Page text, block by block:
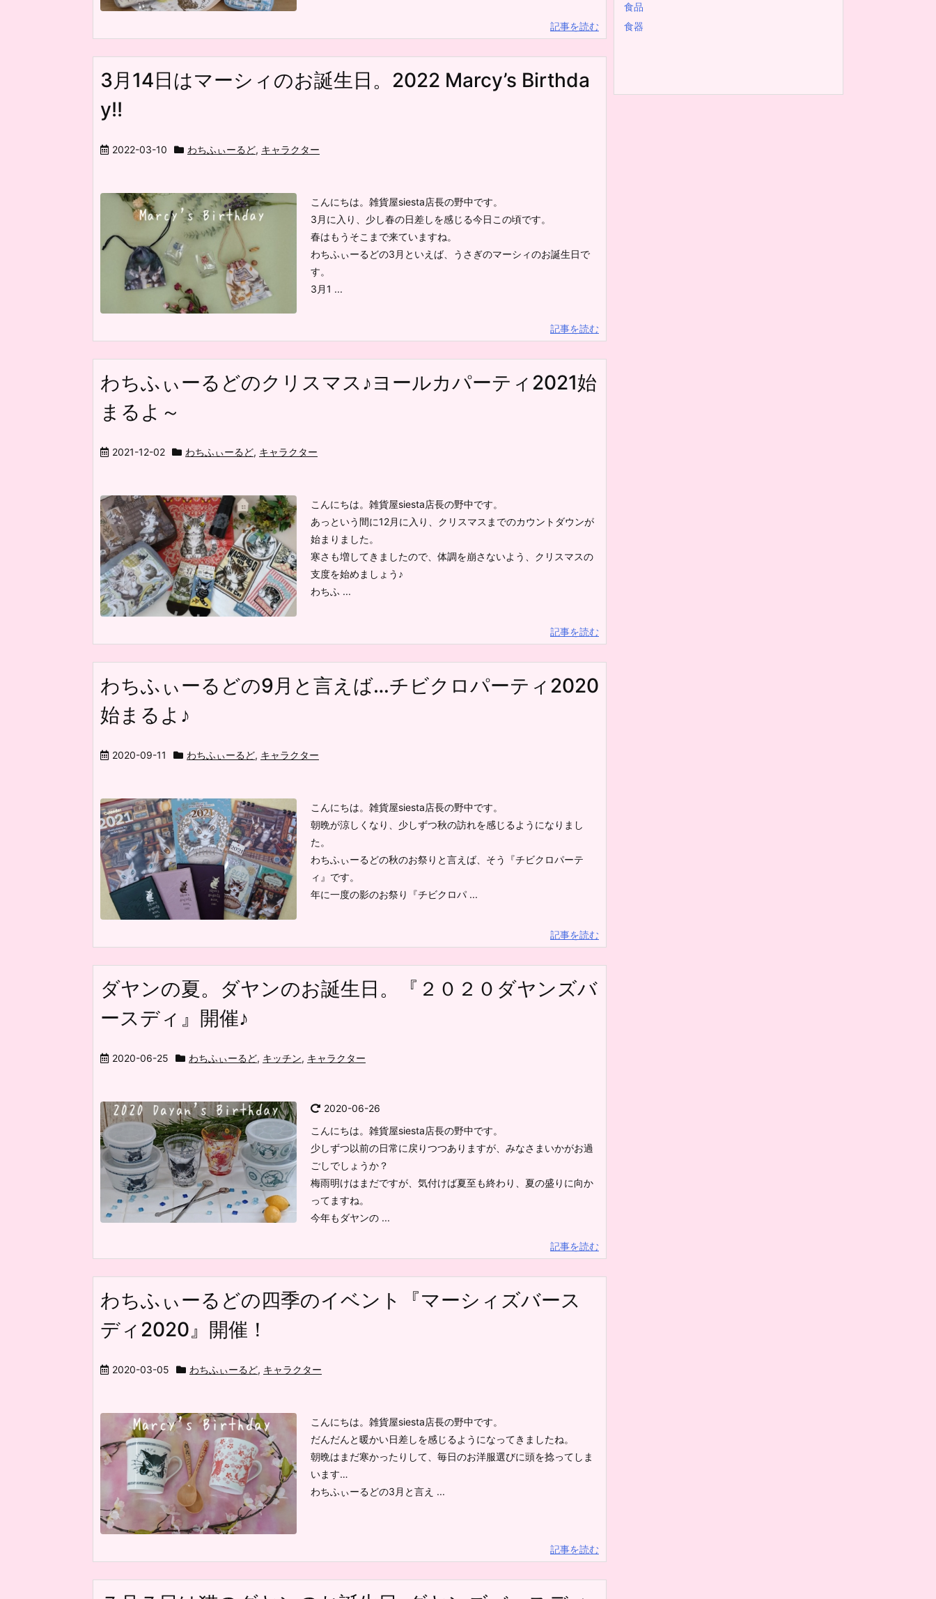
記事を読む
3月14日はマーシィのお誕生日。2022 Marcy’s Birthda
y!!
2022-03-10 わちふぃーるど, キャラクター
こんにちは。雑貨屋siesta店長の野中です。
3月に入り、少し春の日差しを感じる今日この頃です。
春はもうそこまで来ていますね。
わちふぃーるどの3月といえば、うさぎのマーシィのお誕生日で
す。
3月1 ...
記事を読む
わちふぃーるどのクリスマス♪ヨールカパーティ2021始
まるよ～
2021-12-02 わちふぃーるど, キャラクター
こんにちは。雑貨屋siesta店長の野中です。
あっという間に12月に入り、クリスマスまでのカウントダウンが
始まりました。
寒さも増してきましたので、体調を崩さないよう、クリスマスの
支度を始めましょう♪
わちふ ...
記事を読む
わちふぃーるどの9月と言えば…チビクロパーティ2020
始まるよ♪
2020-09-11 わちふぃーるど, キャラクター
こんにちは。雑貨屋siesta店長の野中です。
朝晩が涼しくなり、少しずつ秋の訪れを感じるようになりまし
た。
わちふぃーるどの秋のお祭りと言えば、そう『チビクロパーテ
ィ』です。
年に一度の影のお祭り『チビクロパ ...
記事を読む
ダヤンの夏。ダヤンのお誕生日。『２０２０ダヤンズバ
ースディ』開催♪
2020-06-25 わちふぃーるど, キッチン, キャラクター
2020-06-26
こんにちは。雑貨屋siesta店長の野中です。
少しずつ以前の日常に戻りつつありますが、みなさまいかがお過
ごしでしょうか？
梅雨明けはまだですが、気付けば夏至も終わり、夏の盛りに向か
ってますね。
今年もダヤンの ...
記事を読む
わちふぃーるどの四季のイベント『マーシィズバース
ディ2020』開催！
2020-03-05 わちふぃーるど, キャラクター
こんにちは。雑貨屋siesta店長の野中です。
だんだんと暖かい日差しを感じるようになってきましたね。
朝晩はまだ寒かったりして、毎日のお洋服選びに頭を捻ってしま
います…
わちふぃーるどの3月と言え ...
記事を読む
食品
食器